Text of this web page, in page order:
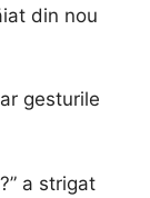
din nou
gesturile
a strigat